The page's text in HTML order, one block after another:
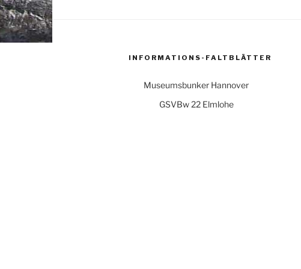
INFORMATIONS-FALTBLÄTTER
Museumsbunker Hannover
GSVBw 22 Elmlohe